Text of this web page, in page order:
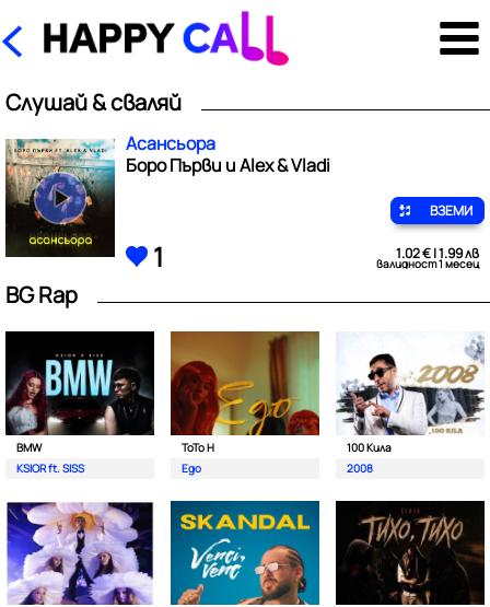
Слушай & сваляй
Асансьора
Боро Първи и Alex & Vladi
ВЗЕМИ
1 1.02 € | 1.99 лв
валидност 1 месец
BG Rap
BMW
KSIOR ft. SISS
ToTo H
Ego
100 Кила
2008